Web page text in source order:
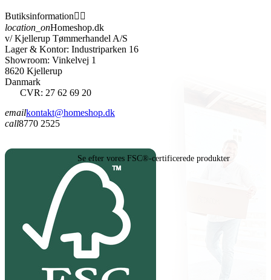
Butiksinformation 
location_onHomeshop.dk
v/ Kjellerup Tømmerhandel A/S
Lager & Kontor: Industriparken 16
Showroom: Vinkelvej 1
8620 Kjellerup
Danmark
CVR: 27 62 69 20
emailkontakt@homeshop.dk
call8770 2525
Se efter vores FSC®-certificerede produkter